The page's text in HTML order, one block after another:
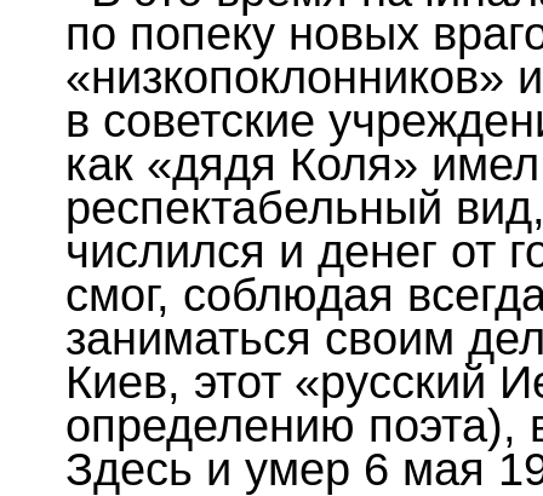
по по­пеку новых
«низкопоклонников»
в советские
как «дядя Коля»
респектабельный
числился и денег от
смог, соблюдая
заниматься своим
Киев, этот «русский
определению поэта),
Здесь и умер 6 мая